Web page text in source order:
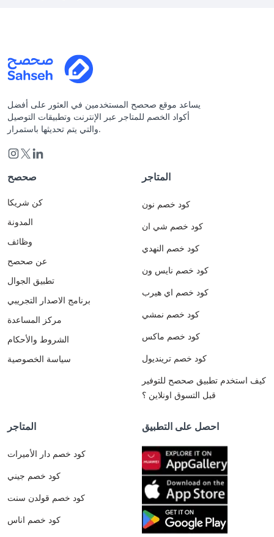
يساعد موقع صحصح المستخدمين في العثور على أفضل
أكواد الخصم للمتاجر عبر الإنترنت وتطبيقات التوصيل
والتي يتم تحديثها باستمرار.
صحصح
كن شريكا
المدونة
وظائف
عن صحصح
تطبيق الجوال
برنامج الاصدار التجريبي
مركز المساعدة
الشروط والأحكام
سياسة الخصوصية
المتاجر
كود خصم نون
كود خصم شي ان
كود خصم النهدي
كود خصم نايس ون
كود خصم اي هيرب
كود خصم نمشي
كود خصم ماكس
كود خصم ترينديول
كيف استخدم تطبيق صحصح للتوفير
قبل التسوق اونلاين ؟
المتاجر
كود خصم دار الأميرات
كود خصم جيني
كود خصم قولدن سنت
كود خصم اناس
احصل على التطبيق